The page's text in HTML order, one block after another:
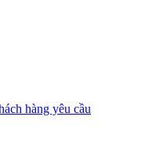
hàng yêu cầu